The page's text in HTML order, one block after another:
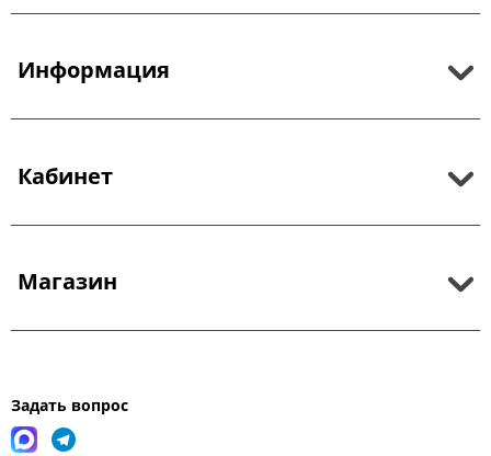
Информация
Кабинет
Магазин
Задать вопрос